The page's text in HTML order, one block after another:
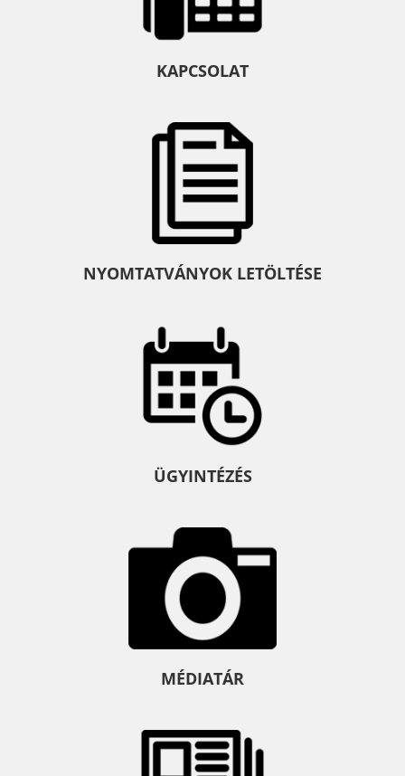
KAPCSOLAT
NYOMTATVÁNYOK LETÖLTÉSE
ÜGYINTÉZÉS
MÉDIATÁR